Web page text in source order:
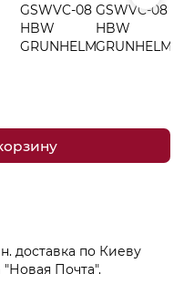
доставка по Киеву
Почта".